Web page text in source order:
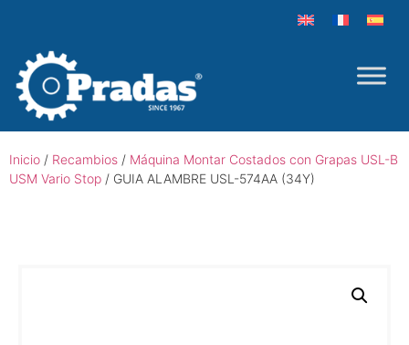
Inicio / Recambios / Máquina Montar Costados con Grapas USL-B
USM Vario Stop / GUIA ALAMBRE USL-574AA (34Y)